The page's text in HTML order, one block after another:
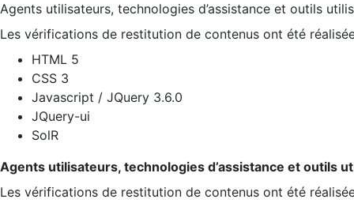
Agents utilisateurs, technologies d’assistance et outils
Les vérifications de restitution de contenus ont été
HTML 5
CSS 3
Javascript / JQuery 3.6.0
JQuery-ui
SolR
Agents utilisateurs, technologies d’assistance et outils
Les vérifications de restitution de contenus ont été